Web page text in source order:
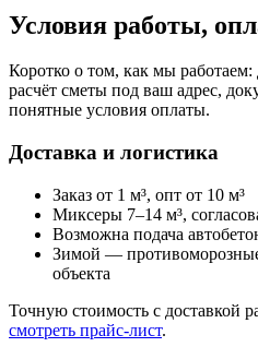
Условия работы,
Коротко о том, как мы
расчёт сметы под ваш адрес,
понятные условия оплаты.
Доставка и логистика
Заказ от 1 м³, опт от 10 м³
Миксеры 7–14 м³,
Возможна подача
Зимой —
объекта
Точную стоимость с доставкой
смотреть прайс‑лист.